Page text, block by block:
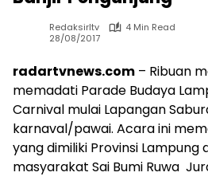
Redaksirltv
4 Min Read
28/08/2017
radartvnews.com – Ribuan
memadati Parade Budaya
Carnival mulai Lapangan
karnaval/pawai. Acara ini
yang dimiliki Provinsi
masyarakat Sai Bumi Ruwa